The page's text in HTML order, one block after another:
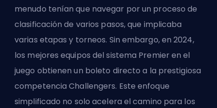
menudo tenían que navegar por un proceso de
clasificación de varios pasos, que implicaba
varias etapas y torneos. Sin embargo, en 2024,
los mejores equipos del sistema Premier en el
juego obtienen un boleto directo a la prestigiosa
competencia Challengers. Este enfoque
simplificado no solo acelera el camino para los